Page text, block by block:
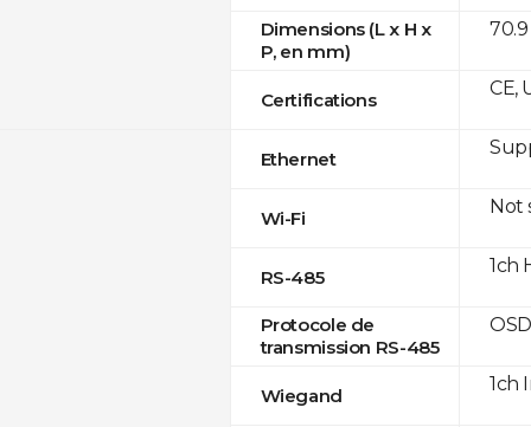
Dimensions (L x H x
P, en mm)
Certifications
Ethernet
Wi-Fi
RS-485
Protocole de
transmission RS-485
Wiegand
CE,
Not
1ch
1ch